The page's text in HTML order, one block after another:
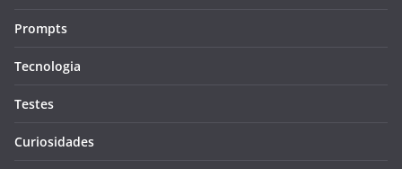
Prompts
Tecnologia
Testes
Curiosidades